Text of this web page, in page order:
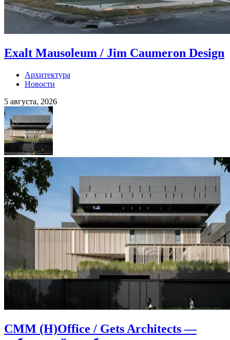
Exalt Mausoleum / Jim Caumeron Design
Архитектура
Новости
5 августа, 2026
CMM (H)Office / Gets Architects —